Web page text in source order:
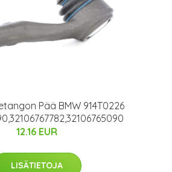
Pää BMW 914T0226
12.16 EUR
LISÄTIETOJA